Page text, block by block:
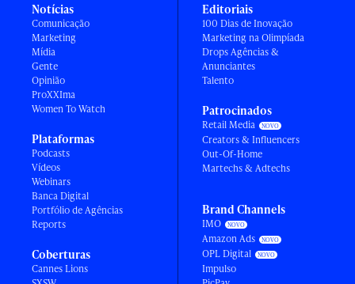
Notícias
Comunicação
Marketing
Mídia
Gente
Opinião
ProXXIma
Women To Watch
Plataformas
Podcasts
Vídeos
Webinars
Banca Digital
Portfólio de Agências
Reports
Coberturas
Cannes Lions
Editoriais
100 Dias de Inovação
Marketing na Olimpíada
Drops Agências &
Anunciantes
Talento
Patrocinados
Retail Media
Creators & Influencers
Out-Of-Home
Martechs & Adtechs
Brand Channels
IMO
Amazon Ads
OPL Digital
Impulso